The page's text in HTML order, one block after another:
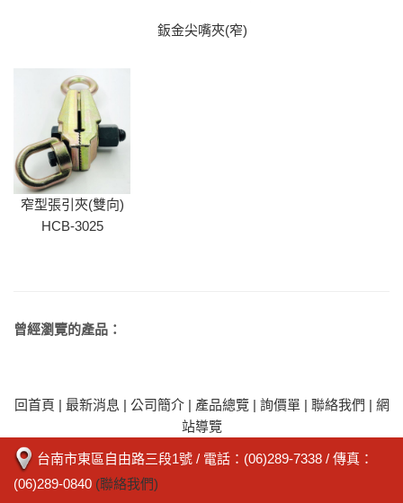
鈑金尖嘴夾(窄)
窄型張引夾(雙向)
HCB-3025
曾經瀏覽的產品：
回首頁 最新消息 公司簡介| 產品總覽| 詢價單| 聯絡我們
網
站導覽
台南市東區自由路三段1號 / 電話： (06)289-7338 / 傳真：
(06)289-0840 (聯絡我們)